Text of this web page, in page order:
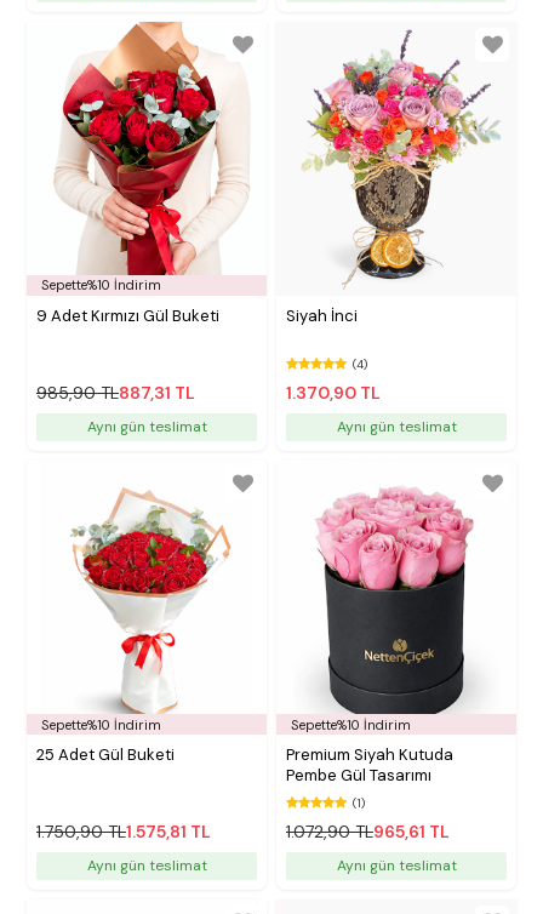
Sepette%10 İndirim
9 Adet Kırmızı Gül Buketi
985,90 TL887,31 TL
Aynı gün teslimat
Siyah İnci
(4)
1.370,90 TL
Aynı gün teslimat
Sepette%10 İndirim
25 Adet Gül Buketi
1.750,90 TL1.575,81 TL
Aynı gün teslimat
Sepette%10 İndirim
Premium Siyah Kutuda
Pembe Gül Tasarımı
(1)
1.072,90 TL965,61 TL
Aynı gün teslimat